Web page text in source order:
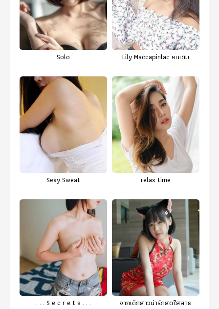
Solo Lily Maccapinlac คนเดิม
Sexy Sweat relax time
. . . S e c r e t s . . .
จากเด็กสาวน่ารักสดใสสาย